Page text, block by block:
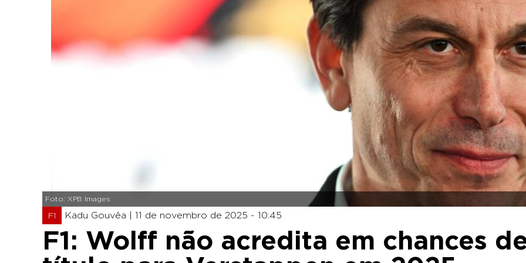
Foto: XPB Images
F1 Kadu Gouvêa | 11 de novembro de 2025 - 10:45
F1: Wolff não acredita em chances